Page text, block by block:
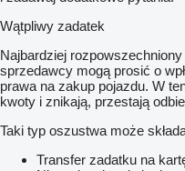
Wątpliwy zadatek
Najbardziej
sprzedawcy mogą prosić o
prawa na zakup pojazdu. W
kwoty i znikają, przestają
Taki typ oszustwa może
Transfer zadatku na